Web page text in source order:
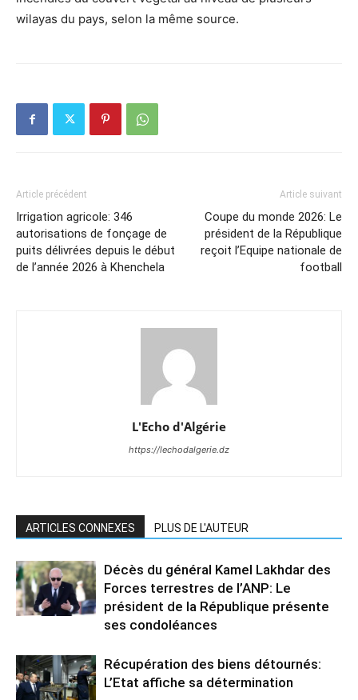
wilayas du pays, selon la même source.
Article précédent
Irrigation agricole: 346
autorisations de fonçage de
puits délivrées depuis le début
de l’année 2026 à Khenchela
Article suivant
Coupe du monde 2026: Le
président de la République
reçoit l’Equipe nationale de
football
L'Echo d'Algérie
https://lechodalgerie.dz
ARTICLES CONNEXES PLUS DE L'AUTEUR
Décès du général Kamel Lakhdar des
Forces terrestres de l’ANP: Le
président de la République présente
ses condoléances
Récupération des biens détournés:
L’Etat affiche sa détermination